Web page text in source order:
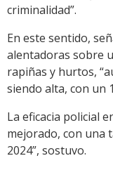
criminalidad”.
En este sentido,
alentadoras sobre
rapiñas y hurtos,
siendo alta, con un
La eficacia policial
mejorado, con una
2024”, sostuvo.